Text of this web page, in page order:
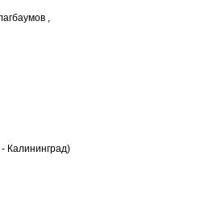
,
Калининград)